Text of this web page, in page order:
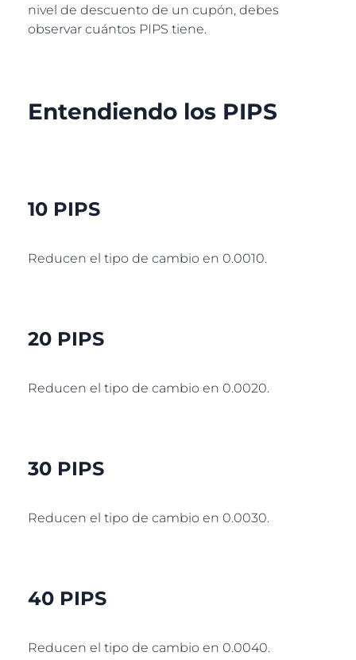
nivel de descuento de un cupón, debes
observar cuántos PIPS tiene.
Entendiendo los PIPS
10 PIPS
Reducen el tipo de cambio en 0.0010.
20 PIPS
Reducen el tipo de cambio en 0.0020.
30 PIPS
Reducen el tipo de cambio en 0.0030.
40 PIPS
Reducen el tipo de cambio en 0.0040.